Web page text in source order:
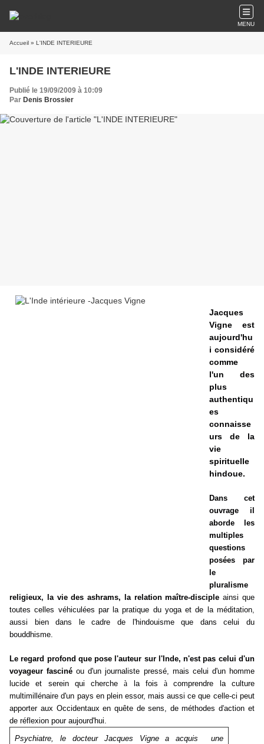
MENU
Accueil » L'INDE INTERIEURE
L'INDE INTERIEURE
Publié le 19/09/2009 à 10:09
Par Denis Brossier
Jacques
Vigne est
aujourd'hu
i considéré
comme
l'un des
plus
authentiqu
es
connaisse
urs de la
vie
spirituelle
hindoue.
Dans cet
ouvrage il
aborde les
multiples
questions
posées par
le
pluralisme
religieux, la vie des ashrams, la relation maître-disciple ainsi que
toutes celles véhiculées par la pratique du yoga et de la méditation,
aussi bien dans le cadre de l'hindouisme que dans celui du
bouddhisme.
Le regard profond que pose l'auteur sur l'Inde, n'est pas celui d'un
voyageur fasciné ou d'un journaliste pressé, mais celui d'un homme
lucide et serein qui cherche
à la fois à
comprendre la culture
multimillénaire d'un pays en plein essor, mais aussi ce que celle-ci peut
apporter aux Occidentaux en quête de sens, de méthodes d'action et
de réflexion pour aujourd'hui.
Psychiatre, le docteur Jacques Vigne a acquis une